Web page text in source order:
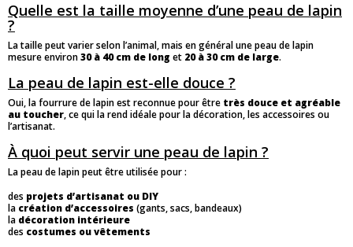
Quelle est la taille moyenne d’une peau de lapin
?
La taille peut varier selon l’animal, mais en général une peau de lapin
mesure environ30 à 40 cm de long et 20 à 30 cm de large.
La peau de lapin est-elle douce ?
Oui, la fourrure de lapin est reconnue pour être très douce et agréable
au toucher, ce qui la rend idéale pour la décoration, les accessoires ou
l’artisanat.
À quoi peut servir une peau de lapin ?
La peau de lapin peut être utilisée pour :
des projets d’artisanat ou DIY
la création d’accessoires (gants, sacs, bandeaux)
la décoration intérieure
des costumes ou vêtements